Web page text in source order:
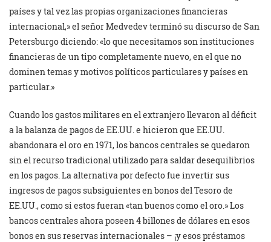
países y tal vez las propias organizaciones financieras
internacional,» el señor Medvedev terminó su discurso de San
Petersburgo diciendo: «lo que necesitamos son instituciones
financieras de un tipo completamente nuevo, en el que no
dominen temas y motivos políticos particulares y países en
particular.»
Cuando los gastos militares en el extranjero llevaron al déficit
a la balanza de pagos de EE.UU. e hicieron que EE.UU.
abandonara el oro en 1971, los bancos centrales se quedaron
sin el recurso tradicional utilizado para saldar desequilibrios
en los pagos. La alternativa por defecto fue invertir sus
ingresos de pagos subsiguientes en bonos del Tesoro de
EE.UU., como si estos fueran «tan buenos como el oro.» Los
bancos centrales ahora poseen 4 billones de dólares en esos
bonos en sus reservas internacionales – ¡y esos préstamos